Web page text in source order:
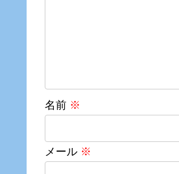
名前 ※
メール ※